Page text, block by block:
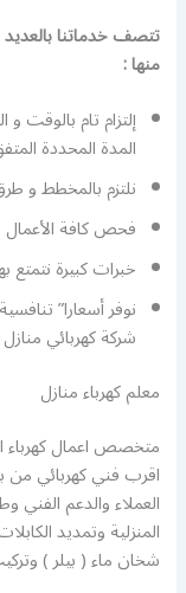
تتصف خدماتنا
منها :
إلتزام تام
المدة المحددة
نلتزم بالمخطط و
فحص كافة الأعمال
خبرات كبيرة نتمتع
نوفر أسعارا”
شركة كهربائي
معلم كهرباء منازل
متخصص اعمال كهرباء
اقرب فني كهربائي
العملاء والدعم الفني
المنزلية وتمديد
شخان ماء ( بيلر )